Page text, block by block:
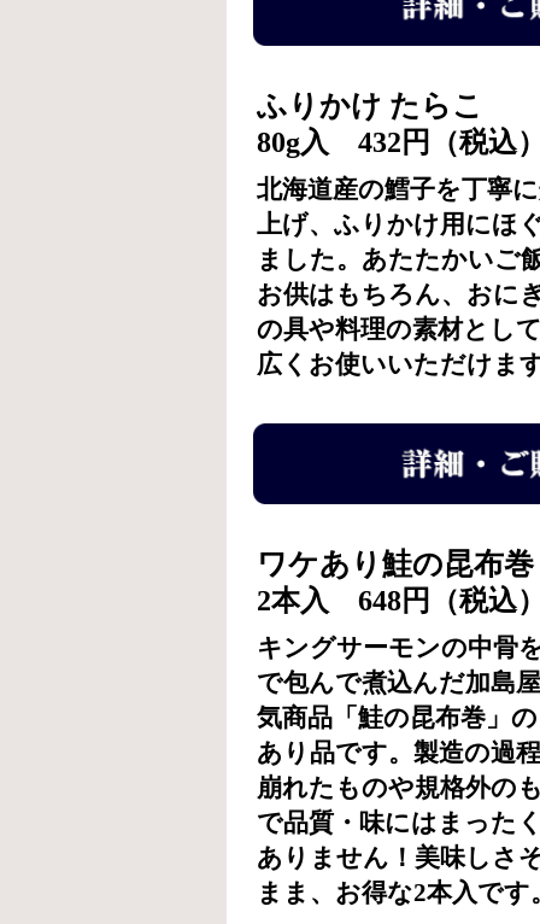
ふりかけ たらこ
80g入 432円（税込
北海道産の鱈子を丁寧
上げ、ふりかけ用にほ
ました。あたたかいご
お供はもちろん、おに
の具や料理の素材とし
広くお使いいただけま
ワケあり鮭の昆布巻
2本入 648円（税込
キングサーモンの中骨
で包んで煮込んだ加島
気商品「鮭の昆布巻」
あり品です。製造の過
崩れたものや規格外の
で品質・味にはまった
ありません！美味しさ
まま、お得な2本入です